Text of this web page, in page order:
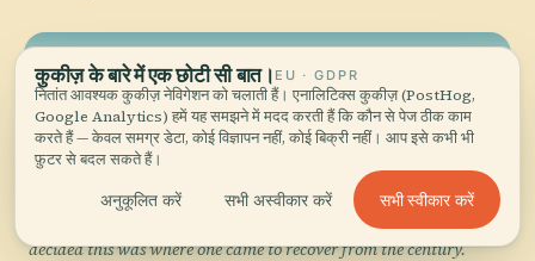
BLED
Bled
The island church, the clifftop castle, and the improbably turquoise
lake have been pulling travelers since the Habsburg aristocracy
decided this was where one came to recover from the century.
कुकीज़ के बारे में एक छोटी सी बात। EU · GDPR
नितांत आवश्यक कुकीज़ नेविगेशन को चलाती हैं। एनालिटिक्स कुकीज़ (PostHog,
Google Analytics) हमें यह समझने में मदद करती हैं कि कौन से पेज ठीक काम
करते हैं — केवल समग्र डेटा, कोई विज्ञापन नहीं, कोई बिक्री नहीं। आप इसे कभी भी
फ़ुटर से बदल सकते हैं।
अनुकूलित करें सभी अस्वीकार करें सभी स्वीकार करें